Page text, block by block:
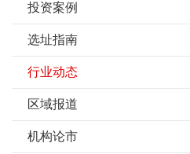
投资案例
选址指南
行业动态
区域报道
机构论市